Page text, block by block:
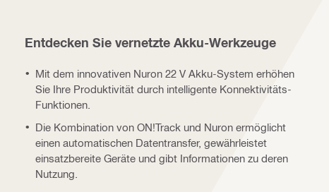
Entdecken Sie vernetzte Akku-Werkzeuge
Mit dem innovativen Nuron 22 V Akku-System erhöhen
Sie Ihre Produktivität durch intelligente Konnektivitäts-
Funktionen.
Die Kombination von ON!Track und Nuron ermöglicht
einen automatischen Datentransfer, gewährleistet
einsatzbereite Geräte und gibt Informationen zu deren
Nutzung.